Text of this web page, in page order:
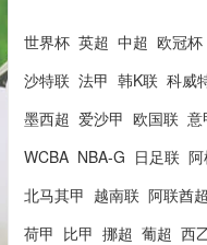
世界杯 英超 中超 欧冠杯
沙特联 法甲 韩K联 科威
墨西超 爱沙甲 欧国联 意
WCBA NBA-G 日足联
北马其甲 越南联 阿联酋超
荷甲 比甲 挪超 葡超 西